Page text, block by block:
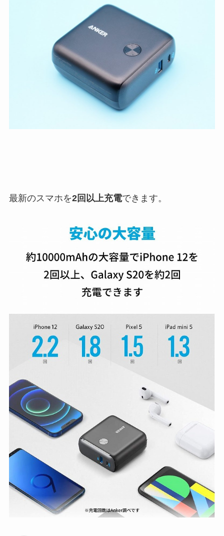
最新のスマホを2回以上充電できます。